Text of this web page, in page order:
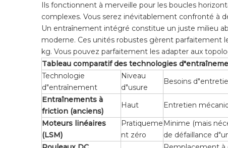
Ils fonctionnent à merveille pour les boucles
complexes. Vous serez inévitablement confronté à
Un entraînement intégré constitue un juste milieu
moderne. Ces unités robustes gèrent parfaitement
kg. Vous pouvez parfaitement les adapter aux
Tableau comparatif des technologies
Technologie
d"entraînement
Niveau
d"usure
Besoins
Entraînements à
friction (anciens)
Haut Entretien
Moteurs linéaires
(LSM)
Pratiqueme
nt zéro
Minime (mais
de défaillance